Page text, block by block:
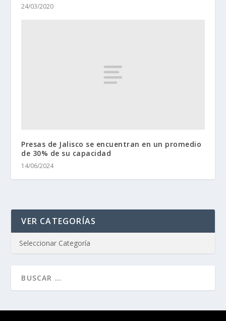
24/03/2020
Presas de Jalisco se encuentran en un promedio
de 30% de su capacidad
14/06/2024
VER CATEGORÍAS